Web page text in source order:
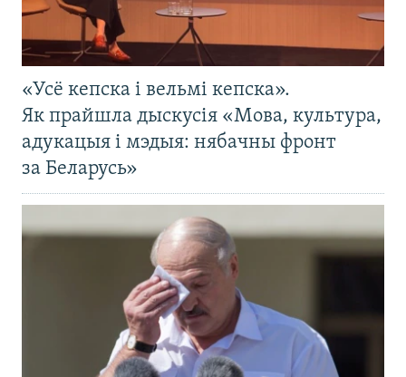
«Усё кепска і вельмі кепска».
Як прайшла дыскусія «Мова, культура,
адукацыя і мэдыя: нябачны фронт
за Беларусь»